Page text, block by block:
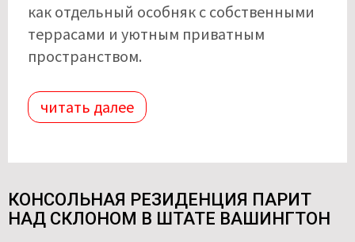
как отдельный особняк с собственными
террасами и уютным приватным
пространством.
читать далее
КОНСОЛЬНАЯ РЕЗИДЕНЦИЯ ПАРИТ
НАД СКЛОНОМ В ШТАТЕ ВАШИНГТОН